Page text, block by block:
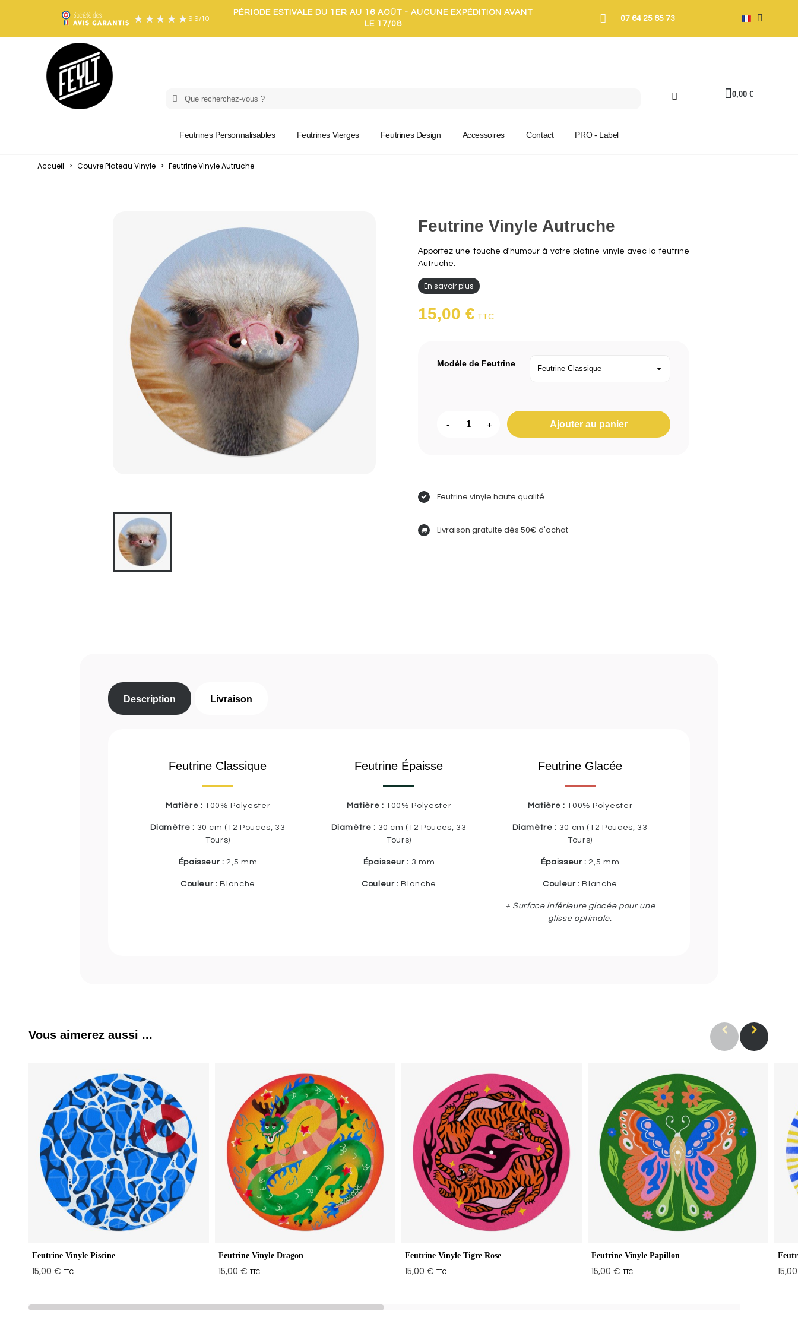
PÉRIODE ESTIVALE DU 1ER AU 16 AOÛT - AUCUNE EXPÉDITION AVANT
LE 17/08
07 64 25 65 73
0,00 €
Feutrines Personnalisables Feutrines Vierges Feutrines Design Accessoires Contact PRO - Label
Accueil > Couvre Plateau Vinyle > Feutrine Vinyle Autruche
Feutrine Vinyle Autruche
Apportez une touche d'humour à votre platine vinyle avec la feutrine
Autruche.
En savoir plus
15,00 € TTC
Modèle de Feutrine
- + Ajouter au panier
Feutrine vinyle haute qualité
Livraison gratuite dès 50€ d'achat
Description Livraison
Feutrine Classique
Matière : 100% Polyester
Diamètre : 30 cm (12 Pouces, 33
Tours)
Épaisseur : 2,5 mm
Couleur : Blanche
Feutrine Épaisse
Matière : 100% Polyester
Diamètre : 30 cm (12 Pouces, 33
Tours)
Épaisseur : 3 mm
Couleur : Blanche
Feutrine Glacée
Matière : 100% Polyester
Diamètre : 30 cm (12 Pouces, 33
Tours)
Épaisseur : 2,5 mm
Couleur : Blanche
+ Surface inférieure glacée pour une
glisse optimale.
Vous aimerez aussi ...
Feutrine Vinyle Piscine
15,00 € TTC
Feutrine Vinyle Dragon
15,00 € TTC
Feutrine Vinyle Tigre Rose
15,00 € TTC
Feutrine Vinyle Papillon
15,00 € TTC